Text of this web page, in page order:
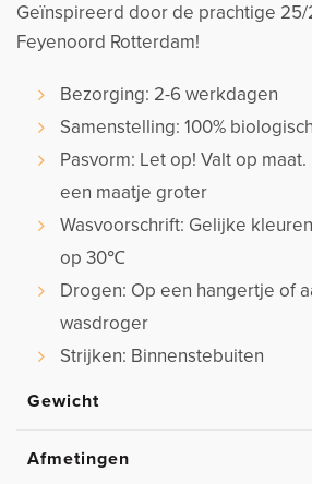
Geïnspireerd door de prachtige 25/
Feyenoord Rotterdam!
Bezorging: 2-6 werkdagen
Samenstelling: 100%
Pasvorm: Let op! Valt op
een maatje groter
Wasvoorschrift: Gelijke
op 30℃
Drogen: Op een hangertje of
wasdroger
Strijken: Binnenstebuiten
Gewicht
Afmetingen